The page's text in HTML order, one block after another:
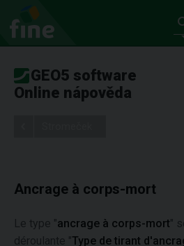
GEO5 software
Online nápověda
Ancrage à corps-mort
Le type "ancrage à corps-mort"
déroulante "Type de tirant